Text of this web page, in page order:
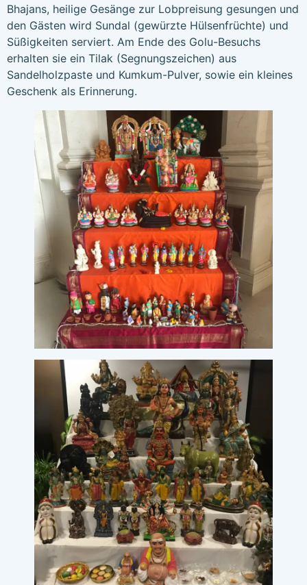
Bhajans, heilige Gesänge zur Lobpreisung gesungen und
den Gästen wird Sundal (gewürzte Hülsenfrüchte) und
Süßigkeiten serviert. Am Ende des Golu-Besuchs
erhalten sie ein Tilak (Segnungszeichen) aus
Sandelholzpaste und Kumkum-Pulver, sowie ein kleines
Geschenk als Erinnerung.